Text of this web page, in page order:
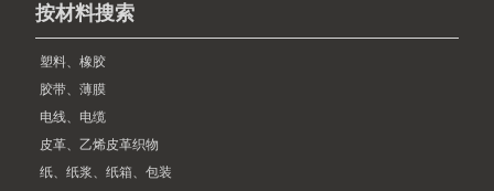
按材料搜索
塑料、橡胶
胶带、薄膜
电线、电缆
皮革、乙烯皮革织物
纸、纸浆、纸箱、包装